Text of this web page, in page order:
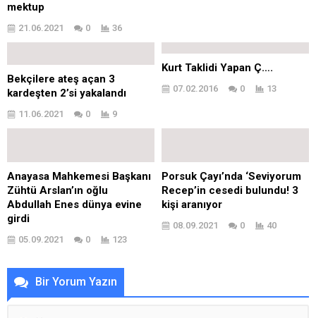
mektup
21.06.2021 0 36
Bekçilere ateş açan 3
kardeşten 2’si yakalandı
11.06.2021 0 9
Kurt Taklidi Yapan Ç….
07.02.2016 0 13
Anayasa Mahkemesi Başkanı
Zühtü Arslan’ın oğlu
Abdullah Enes dünya evine
girdi
05.09.2021 0 123
Porsuk Çayı’nda ‘Seviyorum
Recep’in cesedi bulundu! 3
kişi aranıyor
08.09.2021 0 40
Bir Yorum Yazın